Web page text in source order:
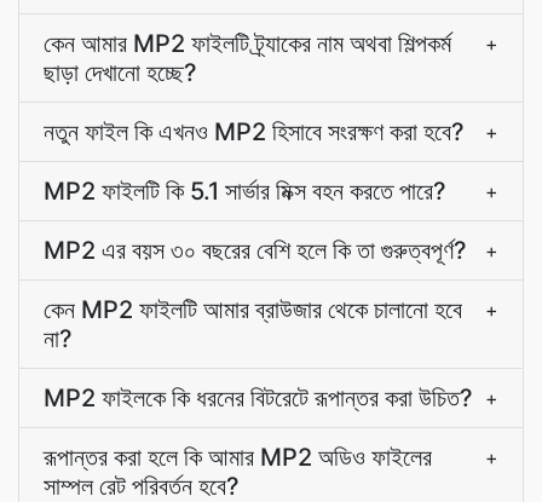
কেন আমার MP2 ফাইলটি ট্র্যাকের নাম অথবা শিল্পকর্ম
ছাড়া দেখানো হচ্ছে?
+
নতুন ফাইল কি এখনও MP2 হিসাবে সংরক্ষণ করা হবে? +
MP2 ফাইলটি কি 5.1 সার্ভার মিক্স বহন করতে পারে? +
MP2 এর বয়স ৩০ বছরের বেশি হলে কি তা গুরুত্বপূর্ণ? +
কেন MP2 ফাইলটি আমার ব্রাউজার থেকে চালানো হবে
না?
+
MP2 ফাইলকে কি ধরনের বিটরেটে রূপান্তর করা উচিত? +
রূপান্তর করা হলে কি আমার MP2 অডিও ফাইলের
সাম্পল রেট পরিবর্তন হবে?
+